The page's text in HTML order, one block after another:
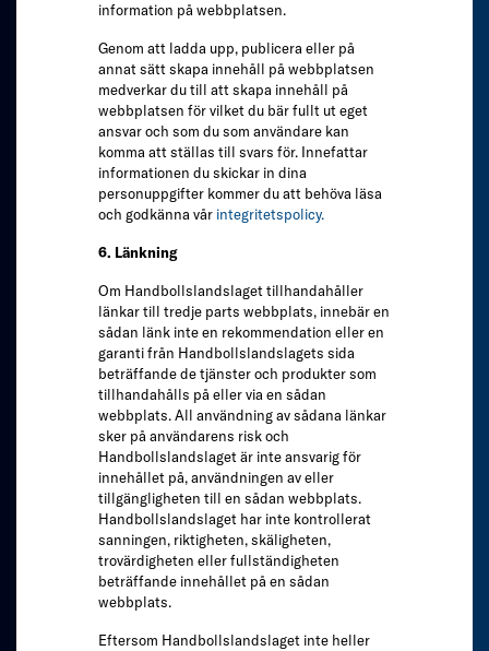
information på webbplatsen.
Genom att ladda upp, publicera eller på
annat sätt skapa innehåll på webbplatsen
medverkar du till att skapa innehåll på
webbplatsen för vilket du bär fullt ut eget
ansvar och som du som användare kan
komma att ställas till svars för. Innefattar
informationen du skickar in dina
personuppgifter kommer du att behöva läsa
och godkänna vår integritetspolicy.
6. Länkning
Om Handbollslandslaget tillhandahåller
länkar till tredje parts webbplats, innebär en
sådan länk inte en rekommendation eller en
garanti från Handbollslandslagets sida
beträffande de tjänster och produkter som
tillhandahålls på eller via en sådan
webbplats. All användning av sådana länkar
sker på användarens risk och
Handbollslandslaget är inte ansvarig för
innehållet på, användningen av eller
tillgängligheten till en sådan webbplats.
Handbollslandslaget har inte kontrollerat
sanningen, riktigheten, skäligheten,
trovärdigheten eller fullständigheten
beträffande innehållet på en sådan
webbplats.
Eftersom Handbollslandslaget inte heller